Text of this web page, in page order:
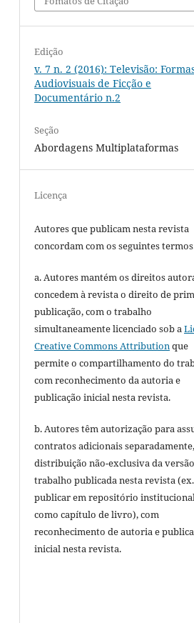
Edição
v. 7 n. 2 (2016): Televisão:
Audiovisuais de Ficção e
Documentário n.2
Seção
Abordagens Multiplataformas
Licença
Autores que publicam nesta revista
concordam com os seguintes
a. Autores mantém os direitos
concedem à revista o direito de
publicação, com o trabalho
simultaneamente licenciado sob a
Creative Commons Attributionque
permite o compartilhamento do
com reconhecimento da autoria e
publicação inicial nesta revista.
b. Autores têm autorização para
contratos adicionais
distribuição não-exclusiva da
trabalho publicada nesta revista
publicar em repositório
como capítulo de livro), com
reconhecimento de autoria e
inicial nesta revista.